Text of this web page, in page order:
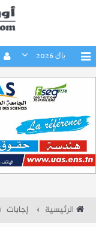
باك 2026
الرئيسية إجابات